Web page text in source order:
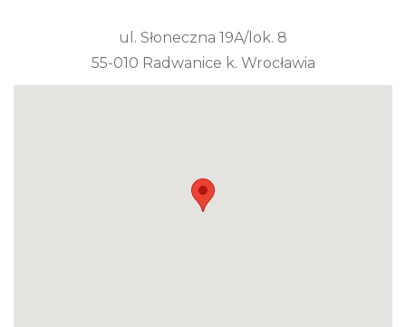
ul. Słoneczna 19A/lok. 8
55-010 Radwanice k. Wrocławia